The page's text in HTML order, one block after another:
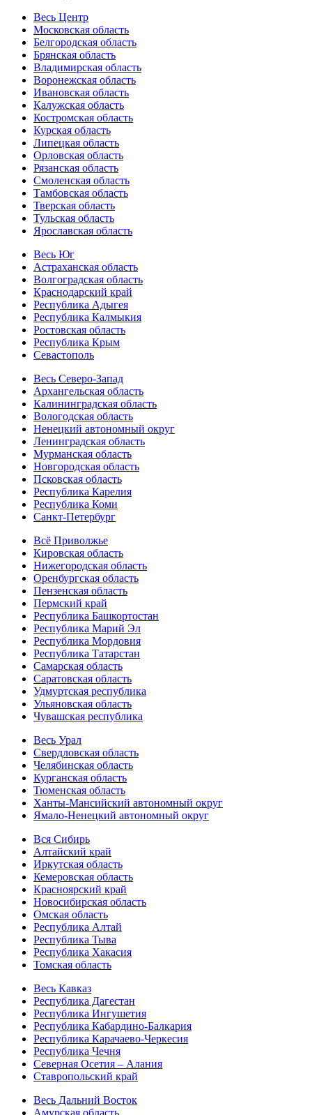
Весь Центр
Московская область
Белгородская область
Брянская область
Владимирская область
Воронежская область
Ивановская область
Калужская область
Костромская область
Курская область
Липецкая область
Орловская область
Рязанская область
Смоленская область
Тамбовская область
Тверская область
Тульская область
Ярославская область
Весь Юг
Астраханская область
Волгоградская область
Краснодарский край
Республика Адыгея
Республика Калмыкия
Ростовская область
Республика Крым
Севастополь
Весь Северо-Запад
Архангельская область
Калининградская область
Вологодская область
Ненецкий автономный округ
Ленинградская область
Мурманская область
Новгородская область
Псковская область
Республика Карелия
Республика Коми
Санкт-Петербург
Всё Приволжье
Кировская область
Нижегородская область
Оренбургская область
Пензенская область
Пермский край
Республика Башкортостан
Республика Марий Эл
Республика Мордовия
Республика Татарстан
Самарская область
Саратовская область
Удмуртская республика
Ульяновская область
Чувашская республика
Весь Урал
Свердловская область
Челябинская область
Курганская область
Тюменская область
Ханты-Мансийский автономный округ
Ямало-Ненецкий автономный округ
Вся Сибирь
Алтайский край
Иркутская область
Кемеровская область
Красноярский край
Новосибирская область
Омская область
Республика Алтай
Республика Тыва
Республика Хакасия
Томская область
Весь Кавказ
Республика Дагестан
Республика Ингушетия
Республика Кабардино-Балкария
Республика Карачаево-Черкесия
Республика Чечня
Северная Осетия – Алания
Ставропольский край
Весь Дальний Восток
Амурская область